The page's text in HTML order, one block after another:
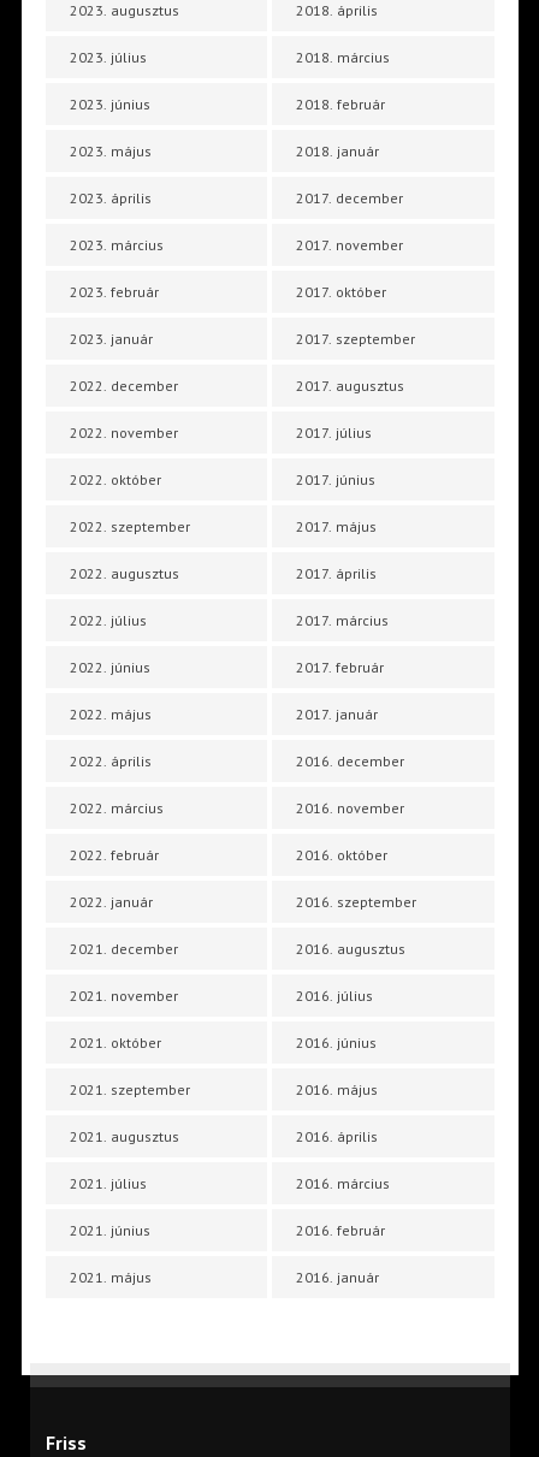
2023. augusztus
2023. július
2023. június
2023. május
2023. április
2023. március
2023. február
2023. január
2022. december
2022. november
2022. október
2022. szeptember
2022. augusztus
2022. július
2022. június
2022. május
2022. április
2022. március
2022. február
2022. január
2021. december
2021. november
2021. október
2021. szeptember
2021. augusztus
2021. július
2021. június
2021. május
2018. április
2018. március
2018. február
2018. január
2017. december
2017. november
2017. október
2017. szeptember
2017. augusztus
2017. július
2017. június
2017. május
2017. április
2017. március
2017. február
2017. január
2016. december
2016. november
2016. október
2016. szeptember
2016. augusztus
2016. július
2016. június
2016. május
2016. április
2016. március
2016. február
2016. január
Friss